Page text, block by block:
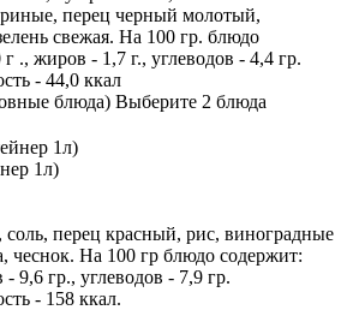
перец черный молотый,
свежая. На 100 гр. блюдо
., жиров - 1,7 г., углеводов - 4,4 гр.
- 44,0 ккал
блюда) Выберите 2 блюда
1л)
соль, перец красный, рис, виноградные
чеснок. На 100 гр блюдо содержит:
9,6 гр., углеводов - 7,9 гр.
- 158 ккал.